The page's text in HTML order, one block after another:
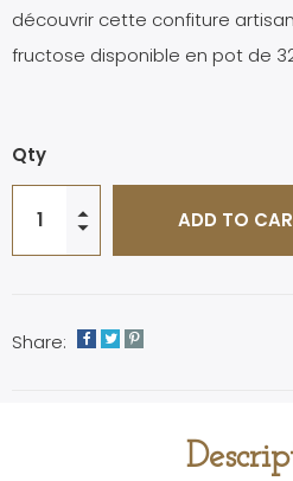
découvrir cette confiture
fructose disponible en pot de
Qty
ADD TO
Share: